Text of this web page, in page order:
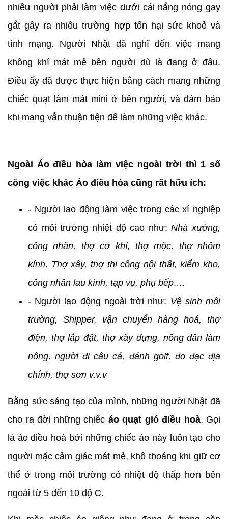
nhiều người phải làm việc dưới cái nắng nóng gay
gắt gây ra nhiều trường hợp tổn hại sức khoẻ và
tính mạng. Người Nhật đã nghĩ đến việc mang
không khí mát mẻ bên người dù là đang ở đâu.
Điều ấy đã được thực hiện bằng cách mang những
chiếc quạt làm mát mini ở bên người, và đảm bảo
khi mang vẫn thuận tiện để làm những việc khác.
Ngoài Áo điều hòa làm việc ngoài trời thì 1 số
công việc khác Áo điều hòa cũng rất hữu ích:
- Người lao động làm việc trong các xí nghiệp
có môi trường nhiệt độ cao như:Nhà xưởng,
công nhân, thợ cơ khí, thợ mộc, thợ nhôm
kính, Thợ xây, thợ thi công nội thất, kiểm kho,
công nhân lau kính, tạp vụ, phụ bếp….
- Người lao động ngoài trời như: Vệ sinh môi
trường, Shipper, vận chuyển hàng hoá, thợ
điện, thợ lắp đặt, thợ xây dựng, nông dân làm
nông, người đi câu cá, đánh golf, đo đạc địa
chính, thợ sơn v.v.v
Bằng sức sáng tạo của mình, những người Nhật đã
cho ra đời những chiếc áo quạt gió điều hoà. Gọi
là áo điều hoà bởi những chiếc áo này luôn tạo cho
người mặc cảm giác mát mẻ, khô thoáng khi giữ cơ
thể ở trong môi trường có nhiệt độ thấp hơn bên
ngoài từ 5 đến 10 độ C.